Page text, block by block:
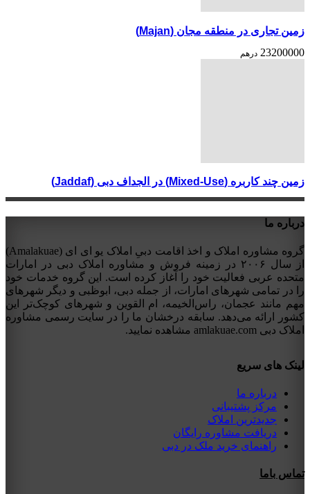
زمین تجاری در منطقه مجان (Majan)
23200000 درهم
زمین چند کاربره (Mixed-Use) در الجداف دبی (Jaddaf)
درباره ما
گروه مشاوره املاک و اخذ اقامت دبیِ املاک یو ای ای (Amalakuae)
از سال ۲۰۰۶ در زمینه فروش و مشاوره املاک دبی در امارات
متحده عربی فعالیت خود را آغاز کرده است. این گروه خدمات خود
را در تمامی شهرهای امارات، از جمله دبی، ابوظبی و دیگر شهرهای
مهم مانند عجمان، راس‌الخیمه، ام القوین و شهرهای کوچک‌تر این
کشور ارائه می‌دهد. سابقه درخشان ما را در سایت رسمی مشاوره
املاک دبی amlakuae.com مشاهده نمایید.
لینک های سریع
درباره ما
مرکز پشتیبانی
جدیدترین املاک
دریافت مشاوره رایگان
راهنمای خرید ملک در دبی
تماس باما